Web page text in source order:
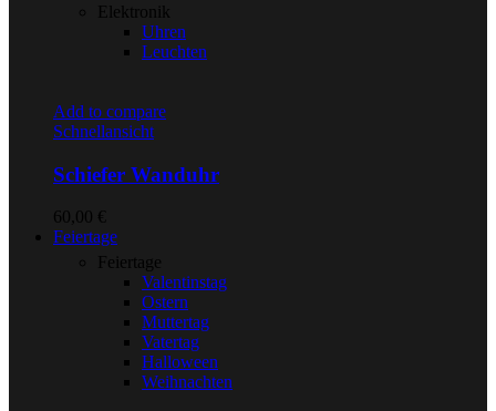
Elektronik
Uhren
Leuchten
Add to compare
Schnellansicht
Schiefer Wanduhr
60,00 €
Feiertage
Feiertage
Valentinstag
Ostern
Muttertag
Vatertag
Halloween
Weihnachten